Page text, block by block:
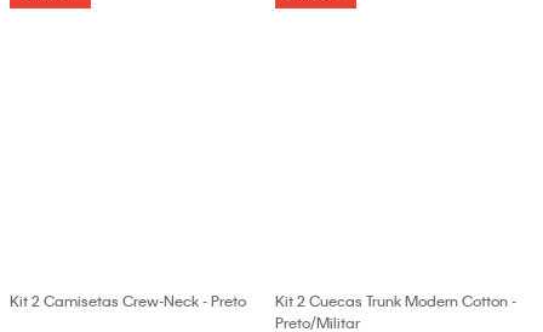
Kit 2 Camisetas Crew-Neck - Preto
Kit 2 Cuecas Trunk Modern Cotton -
Preto/Militar